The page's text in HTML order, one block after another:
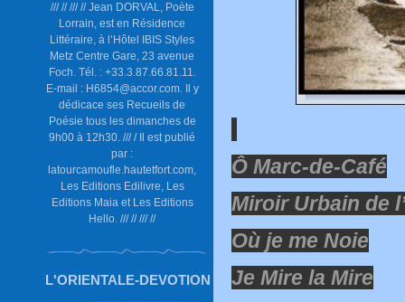
/// // /// // Jean DORVAL, Poète
Lorrain, est en Résidence
Littéraire, à l’Hôtel IBIS Styles
Metz Centre Gare, 23 avenue
Foch. Tél. : +33.3.87.66.81.11.
E-mail : H6854@accor.com. Il y
dédicace ses Recueils de
Poésie tous les dimanches de
9h00 à 12h30. /// / Il est publié
par :
latourcamoufle.hautetfort.com,
Les Editions Edilivre, Les
Editions Maia et Les Editions
Hello. /// // /// //
L'ORIENTALE-DEVOTION
Ô Marc-de-Café
Miroir Urbain de
Où je me Noie
Je Mire la Mire